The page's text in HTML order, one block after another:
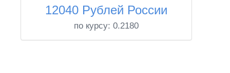
12040 Рублей России
по курсу: 0.2180